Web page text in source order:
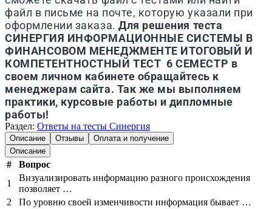
файл в письме на почте, которую указали при
оформлении заказа.Для решения теста
СИНЕРГИЯ ИНФОРМАЦИОННЫЕ СИСТЕМЫ В
ФИНАНСОВОМ МЕНЕДЖМЕНТЕ ИТОГОВЫЙ И
КОМПЕТЕНТНОСТНЫЙ ТЕСТ 6 СЕМЕСТР в
своем личном кабинете обращайтесь к
менеджерам сайта. Так же мы выполняем
практики, курсовые работы и дипломные
работы!
Раздел: Ответы на тесты Синергия
Описание Отзывы
Оплата и получение
Описание
#
Вопрос
1
Визуализировать информацию разного происхождения
позволяет …
2
По уровню своей изменчивости информация бывает …